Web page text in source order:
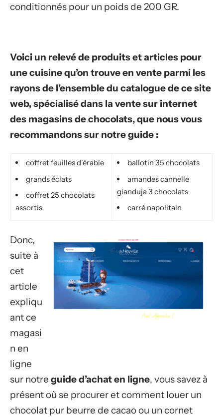
conditionnés pour un poids de 200 GR.
Voici un relevé de produits et articles pour
une cuisine qu’on trouve en vente parmi les
rayons de l’ensemble du catalogue de ce site
web, spécialisé dans la vente sur internet
des magasins de chocolats, que nous vous
recommandons sur notre guide :
coffret feuilles d’érable
grands éclats
coffret 25 chocolats
assortis
ballotin 35 chocolats
amandes cannelle
gianduja 3 chocolats
carré napolitain
Donc,
suite à
cet
article
expliqu
ant ce
magasi
n en
ligne
sur notre guide d’achat en ligne, vous savez à
présent où se procurer et comment louer un
chocolat pur beurre de cacao ou un cornet